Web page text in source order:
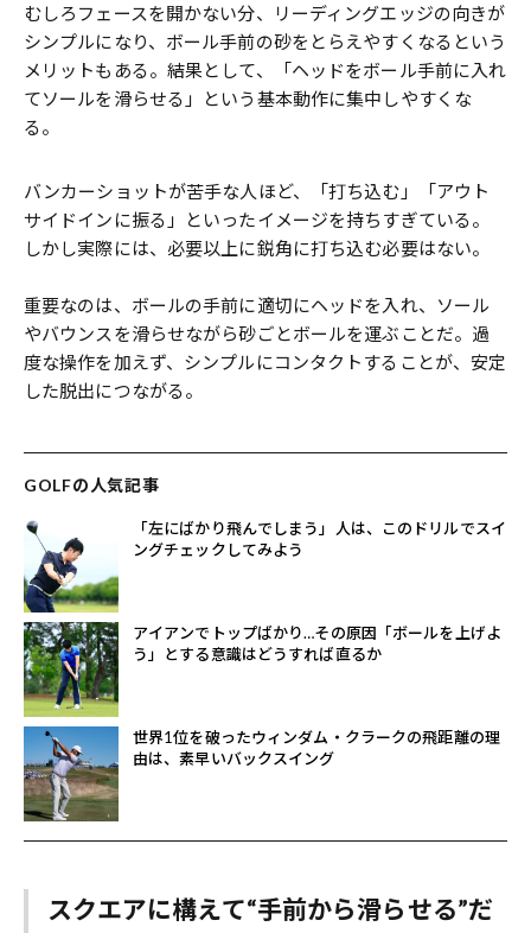
むしろフェースを開かない分、リーディングエッジの向きが
シンプルになり、ボール手前の砂をとらえやすくなるという
メリットもある。結果として、「ヘッドをボール手前に入れ
てソールを滑らせる」という基本動作に集中しやすくな
る。
バンカーショットが苦手な人ほど、「打ち込む」「アウト
サイドインに振る」といったイメージを持ちすぎている。
しかし実際には、必要以上に鋭角に打ち込む必要はない。
重要なのは、ボールの手前に適切にヘッドを入れ、ソール
やバウンスを滑らせながら砂ごとボールを運ぶことだ。過
度な操作を加えず、シンプルにコンタクトすることが、安定
した脱出につながる。
GOLFの人気記事
「左にばかり飛んでしまう」人は、このドリルでスイ
ングチェックしてみよう
アイアンでトップばかり…その原因「ボールを上げよ
う」とする意識はどうすれば直るか
世界1位を破ったウィンダム・クラークの飛距離の理
由は、素早いバックスイング
スクエアに構えて“手前から滑らせる”だ